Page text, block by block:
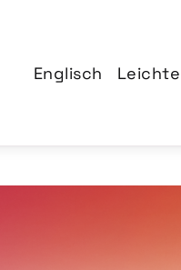
Englisch